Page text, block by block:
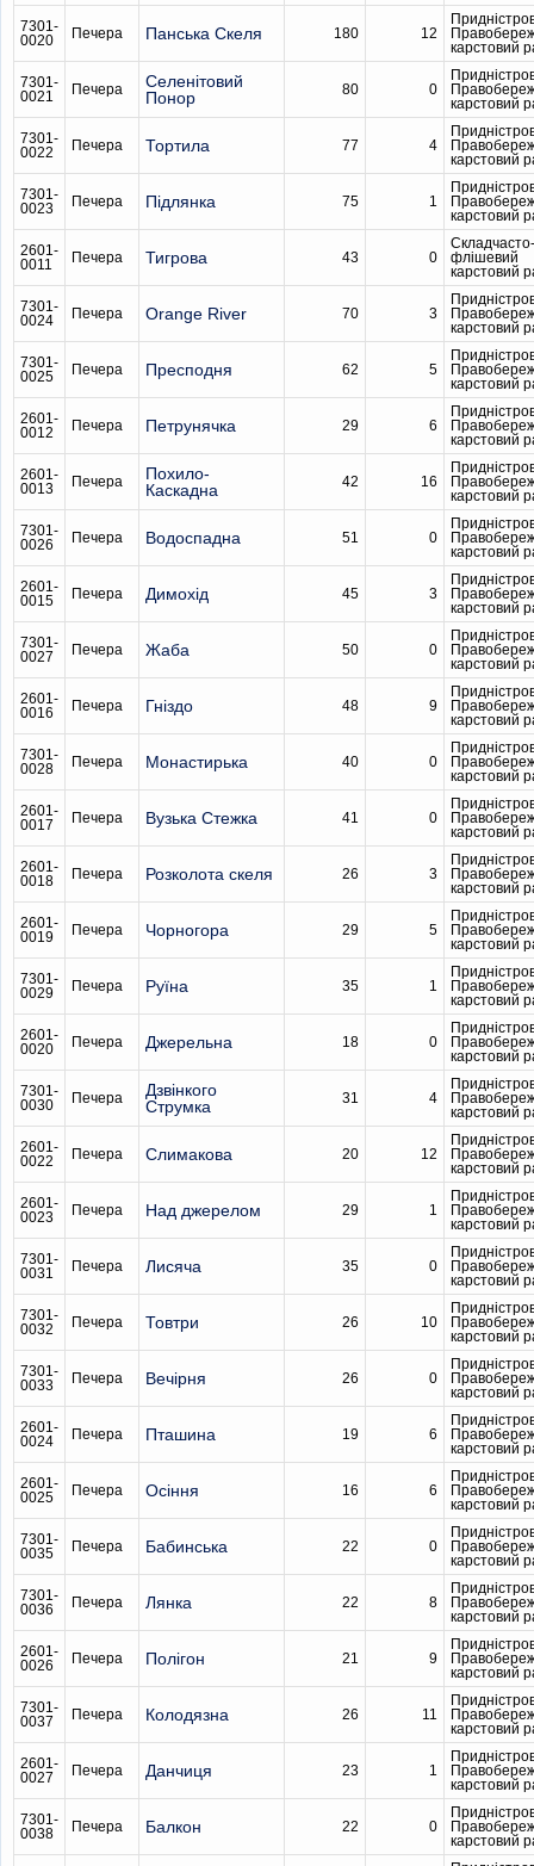
7301-
0020
Печера Панська Скеля 180 12
карстовий
7301-
0021
Печера
Селенітовий
Понор
80 0
карстовий
7301-
0022
Печера Тортила 77 4
карстовий
7301-
0023
Печера Підлянка 75 1
карстовий
2601-
0011
Печера Тигрова 43 0
Складчасто-
флішевий
карстовий
7301-
0024
Печера Orange River 70 3
карстовий
7301-
0025
Печера Пресподня 62 5
карстовий
2601-
0012
Печера Петрунячка 29 6
карстовий
2601-
0013
Печера
Похило-
Каскадна
42 16
карстовий
7301-
0026
Печера Водоспадна 51 0
карстовий
2601-
0015
Печера Димохід 45 3
карстовий
7301-
0027
Печера Жаба 50 0
карстовий
2601-
0016
Печера Гніздо 48 9
карстовий
7301-
0028
Печера Монастирька 40 0
карстовий
2601-
0017
Печера Вузька Стежка 41 0
карстовий
2601-
0018
Печера Розколота скеля 26 3
карстовий
2601-
0019
Печера Чорногора 29 5
карстовий
7301-
0029
Печера Руїна 35 1
карстовий
2601-
0020
Печера Джерельна 18 0
карстовий
7301-
0030
Печера
Дзвінкого
Струмка
31 4
карстовий
2601-
0022
Печера Слимакова 20 12
карстовий
2601-
0023
Печера Над джерелом 29 1
карстовий
7301-
0031
Печера Лисяча 35 0
карстовий
7301-
0032
Печера Товтри 26 10
карстовий
7301-
0033
Печера Вечірня 26 0
карстовий
2601-
0024
Печера Пташина 19 6
карстовий
2601-
0025
Печера Осіння 16 6
карстовий
7301-
0035
Печера Бабинська 22 0
карстовий
7301-
0036
Печера Лянка 22 8
карстовий
2601-
0026
Печера Полігон 21 9
карстовий
7301-
0037
Печера Колодязна 26 11
карстовий
2601-
0027
Печера Данчиця 23 1
карстовий
7301-
0038
Печера Балкон 22 0
карстовий